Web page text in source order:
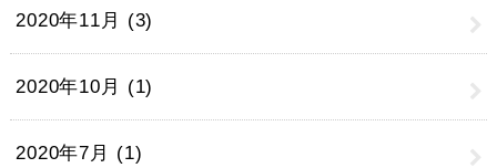
2020年11月 (3)
2020年10月 (1)
2020年7月 (1)